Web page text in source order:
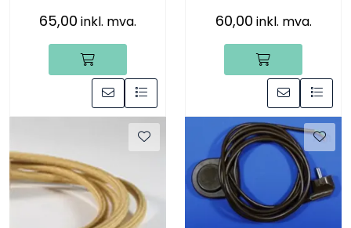
65,00 inkl. mva. 60,00 inkl. mva.